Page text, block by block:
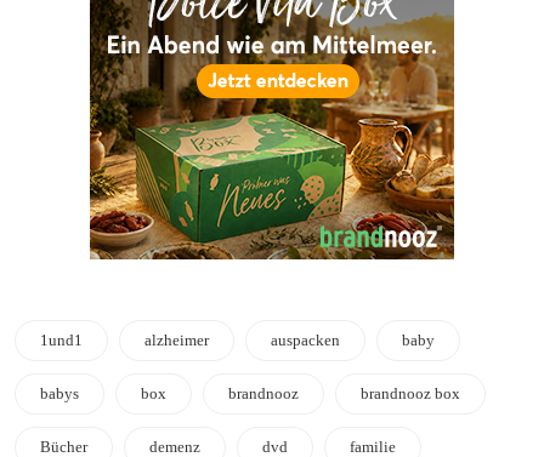
1und1 alzheimer auspacken baby
babys box brandnooz brandnooz box
Bücher demenz dvd familie